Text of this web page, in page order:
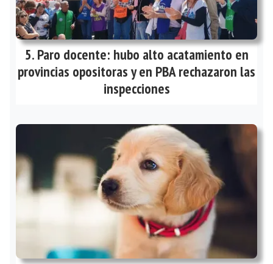
Paro docente: hubo alto acatamiento en
provincias opositoras y en PBA rechazaron las
inspecciones